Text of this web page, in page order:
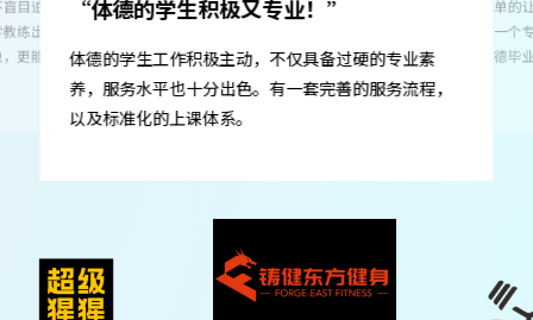
硬的专业素
的服务流程，
们如何成为一个专业的健身教练，不仅是基础训练知
识，所以体德毕业的学生，下一线后能快速上手，适
应期短。
岗前培训就能
础知识学得扎
个月就能拥有稳